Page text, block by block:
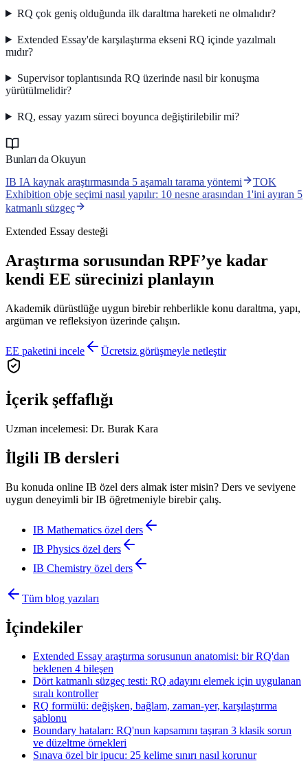
RQ çok geniş olduğunda ilk daraltma hareketi ne olmalıdır?
Extended Essay'de karşılaştırma ekseni RQ içinde yazılmalı
mıdır?
Supervisor toplantısında RQ üzerinde nasıl bir konuşma
yürütülmelidir?
RQ, essay yazım süreci boyunca değiştirilebilir mi?
Bunları da Okuyun
IB IA kaynak araştırmasında 5 aşamalı tarama yöntemi
TOK
Exhibition obje seçimi nasıl yapılır: 10 nesne arasından 1'ini ayıran 5
katmanlı süzgeç
Extended Essay desteği
Araştırma sorusundan RPF’ye kadar
kendi EE sürecinizi planlayın
Akademik dürüstlüğe uygun birebir rehberlikle konu daraltma, yapı,
argüman ve refleksiyon üzerinde çalışın.
EE paketini incele Ücretsiz görüşmeyle netleştir
İçerik şeffaflığı
Uzman incelemesi: Dr. Burak Kara
İlgili IB dersleri
Bu konuda online IB özel ders almak ister misin? Ders ve seviyene
uygun deneyimli bir IB öğretmeniyle birebir çalış.
IB Mathematics özel ders
IB Physics özel ders
IB Chemistry özel ders
Tüm blog yazıları
İçindekiler
Extended Essay araştırma sorusunun anatomisi: bir RQ'dan
beklenen 4 bileşen
Dört katmanlı süzgeç testi: RQ adayını elemek için uygulanan
sıralı kontroller
RQ formülü: değişken, bağlam, zaman-yer, karşılaştırma
şablonu
Boundary hataları: RQ'nun kapsamını taşıran 3 klasik sorun
ve düzeltme örnekleri
Sınava özel bir ipucu: 25 kelime sınırı nasıl korunur